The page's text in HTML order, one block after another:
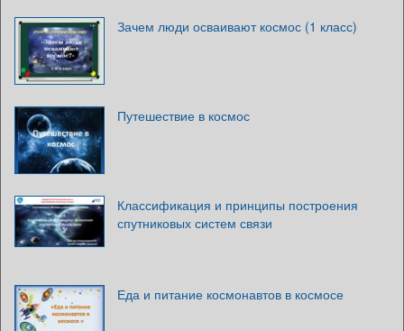
Зачем люди осваивают космос (1 класс)
Путешествие в космос
Классификация и принципы построения
спутниковых систем связи
Еда и питание космонавтов в космосе